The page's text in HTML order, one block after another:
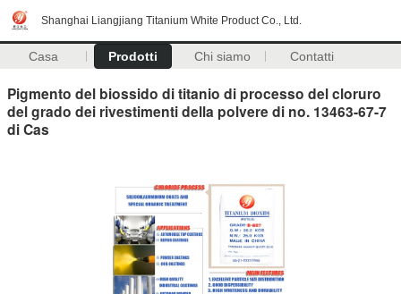
Shanghai Liangjiang Titanium White Product Co., Ltd.
Casa Prodotti Chi siamo Contatti
Pigmento del biossido di titanio di processo del cloruro
del grado dei rivestimenti della polvere di no. 13463-67-7
di Cas